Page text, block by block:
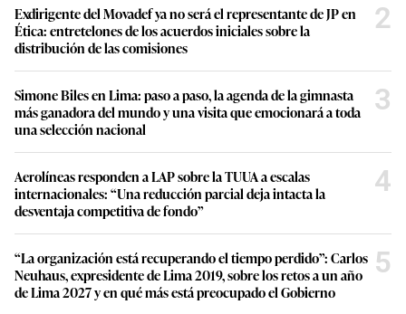
Exdirigente del Movadef ya no será el representante de JP en
Ética: entretelones de los acuerdos iniciales sobre la
distribución de las comisiones
2
Simone Biles en Lima: paso a paso, la agenda de la gimnasta
más ganadora del mundo y una visita que emocionará a toda
una selección nacional
3
Aerolíneas responden a LAP sobre la TUUA a escalas
internacionales: “Una reducción parcial deja intacta la
desventaja competitiva de fondo”
4
“La organización está recuperando el tiempo perdido”: Carlos
Neuhaus, expresidente de Lima 2019, sobre los retos a un año
de Lima 2027 y en qué más está preocupado el Gobierno
5